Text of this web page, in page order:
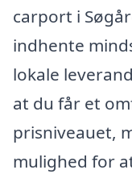
carport i
indhente
lokale
at du får et
prisniveauet,
mulighed for